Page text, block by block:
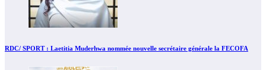
RDC/ SPORT : Laetitia Muderhwa nommée nouvelle secrétaire générale la FECOFA